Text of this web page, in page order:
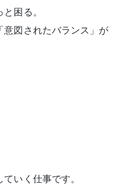
困る。
意図されたバランス」が
いく仕事です。